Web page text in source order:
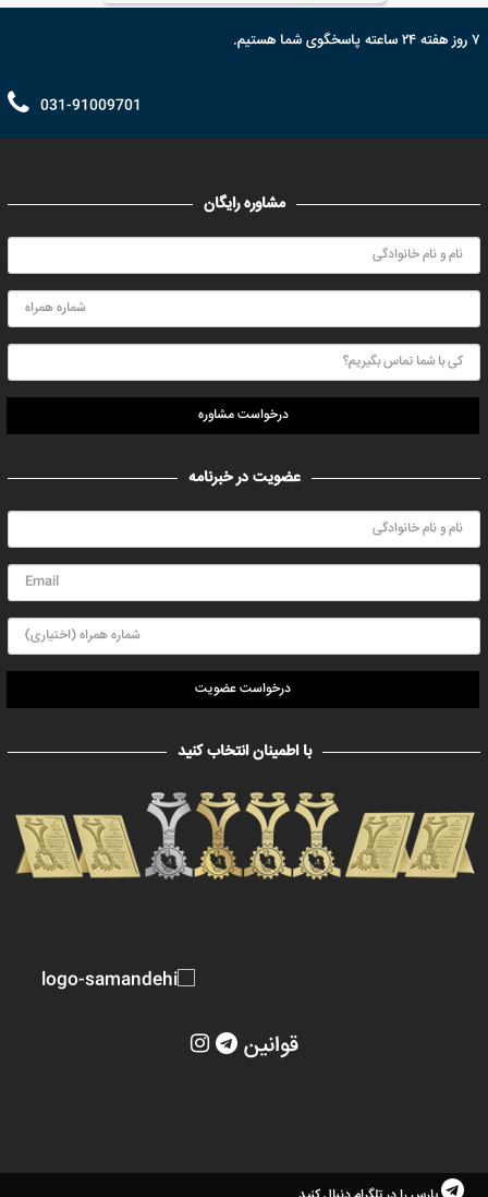
۷ روز هفته ۲۴ ساعته پاسخگوی شما هستیم.
031-91009701
مشاوره رایگان
درخواست مشاوره
عضویت در خبرنامه
درخواست عضویت
با اطمینان انتخاب کنید
قوانین